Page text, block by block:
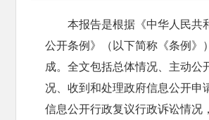
本报告是根据《中华人民共
公开条例》（以下简称《条例》
成。全文包括总体情况、主动公
况、收到和处理政府信息公开申
信息公开行政复议行政诉讼情况